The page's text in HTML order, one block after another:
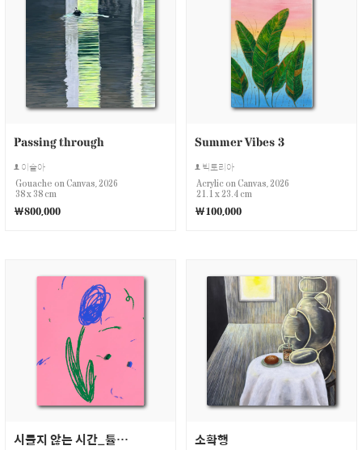
Passing through
이슬아
Gouache on Canvas, 2026
38 x 38 cm
￦800,000
Summer Vibes 3
빅토리아
Acrylic on Canvas, 2026
21.1 x 23.4 cm
￦100,000
시들지 않는 시간_튤립(4) 소확행